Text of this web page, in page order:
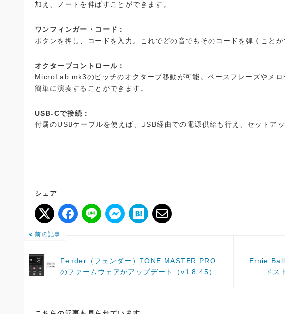
加え、ノートを伸ばすことができます。
ワンフィンガー・コード：
ボタンを押し、コードを入力。これでどの音でもそのコードを弾くことが
オクターブコントロール：
MicroLab mk3のビッチのオクターブ移動が可能。ベースフレーズやメロ
簡単に演奏することができます。
USB-Cで接続：
付属のUSBケーブルを使えば、USB経由での電源供給も行え、セットア
シェア
前の記事
Fender（フェンダー）TONE MASTER PRO
のファームウェアがアップデート（v1.8.45）
Ernie Ball
ドス